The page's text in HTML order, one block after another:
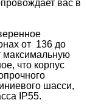
вас в
от 136 до
максимальную
что корпус
шасси,
IP55.